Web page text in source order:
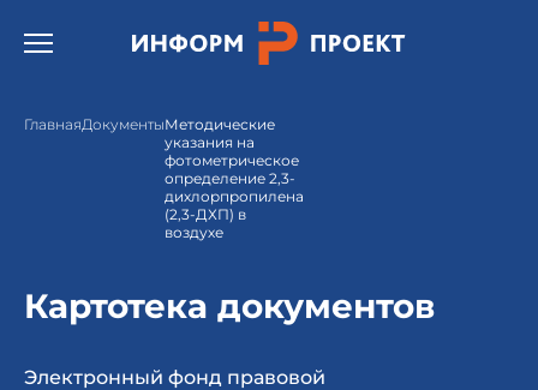
Открыть бургер меню.
ГлавнаяДокументыМетодические
указания на
фотометрическое
определение 2,3-
дихлорпропилена
(2,3-ДХП) в
воздухе
Картотека документов
Электронный фонд правовой